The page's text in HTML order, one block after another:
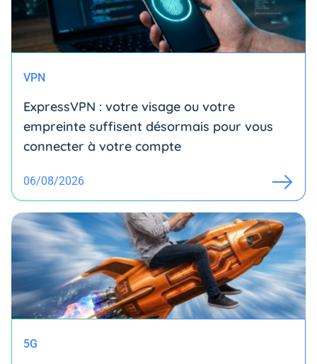
VPN
ExpressVPN : votre visage ou votre
empreinte suffisent désormais pour vous
connecter à votre compte
06/08/2026
5G